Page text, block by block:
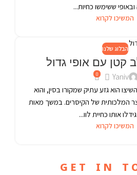
ששימשו כחיות...
המשיכו לקרוא
הבלוג שלנו
קטן עם אופי גדול
Yaniv
0
הוא גזע עתיק שמקורו בסין, והוא
המלכותית של הקיסרים. במשך מאות
אותו כחיית לוו...
המשיכו לקרוא
G E T I N T O